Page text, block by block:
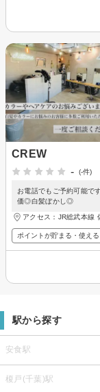
CREW
-
(-件)
お電話でもご予約可能で
価◎白髪ぼかし◎
アクセス：JR総武本
ポイントが貯まる・使える
駅から探す
安食駅
榎戸(千葉)駅